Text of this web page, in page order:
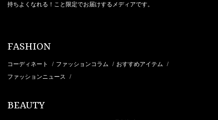
持ちよくなれる！こと限定でお届けするメディアです。
FASHION
コーディネート / ファッションコラム / おすすめアイテム /
ファッションニュース /
BEAUTY